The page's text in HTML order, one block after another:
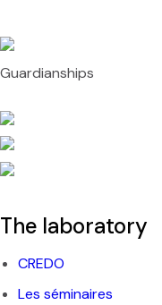
Scientific mediation
Collaborative
Bachelor and Master
Guardianships
The laboratory
CREDO
Les séminaires